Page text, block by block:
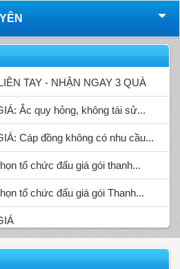
TAY - NHẬN NGAY 3 QUÀ
Ắc quy hỏng, không tái sử...
Cáp đồng không có nhu cầu...
tổ chức đấu giá gói thanh...
tổ chức đấu giá gói Thanh...